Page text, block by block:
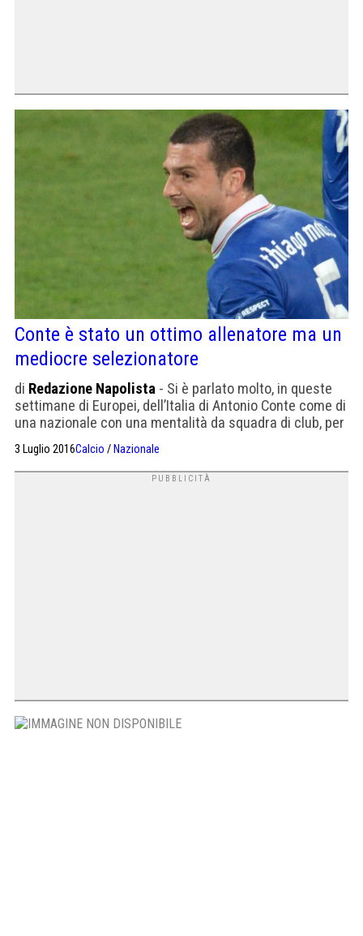
Conte è stato un ottimo allenatore ma un
mediocre selezionatore
di Redazione Napolista - Si è parlato molto, in queste
settimane di Europei, dell’Italia di Antonio Conte come di
una nazionale con una mentalità da squadra di club, per
capacità, da squadra più che da selezione, di sopperire
all’assenza di stelle conclamate e calciatori di classe
3 Luglio 2016Calcio / Nazionale